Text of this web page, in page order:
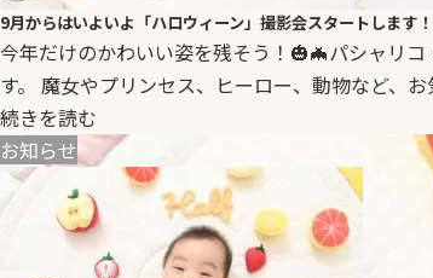
9月からはいよいよ「ハロウィーン」撮影会スタートします！
今年だけのかわいい姿を残そう！🎃🦇パシャリ
す。 魔女やプリンセス、ヒーロー、動物など、
続きを読む
お知らせ